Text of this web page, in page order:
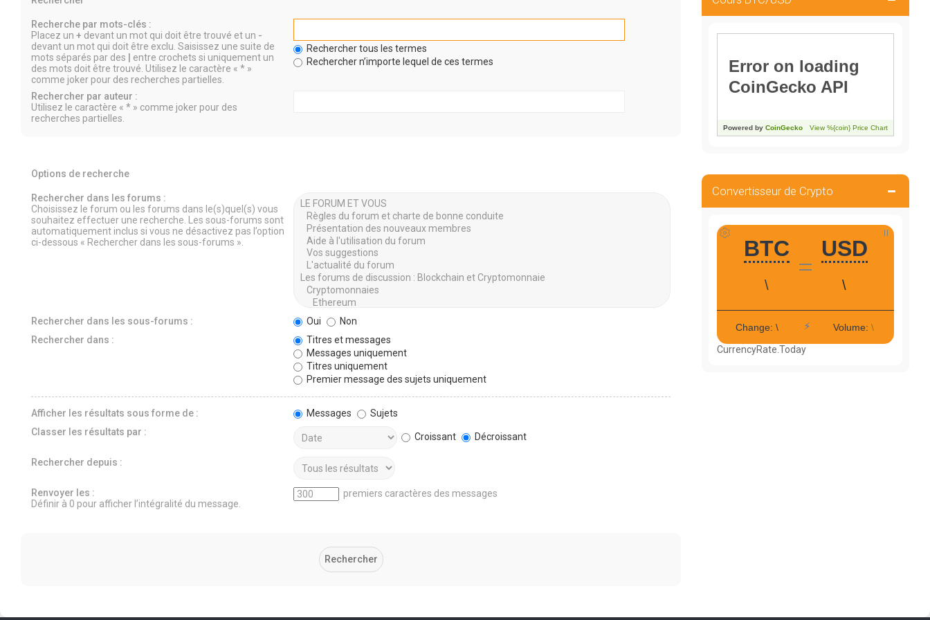
Recherche par mots-clés :
Placez un + devant un mot qui doit être trouvé et un -
devant un mot qui doit être exclu. Saisissez une suite de
mots séparés par des
entre crochets si uniquement un
des mots doit être trouvé. Utilisez le caractère « * »
comme joker pour des recherches partielles.
Rechercher tous les termes
Rechercher n’importe lequel de ces termes
Rechercher par auteur :
Utilisez le caractère « * » comme joker pour des
recherches partielles.
Options de recherche
Rechercher dans les forums :
Choisissez le forum ou les forums dans le(s)quel(s) vous
souhaitez effectuer une recherche. Les sous-forums sont
automatiquement inclus si vous ne désactivez pas l’option
ci-dessous « Rechercher dans les sous-forums ».
Rechercher dans les sous-forums : Oui
Non
Rechercher dans :
Titres et messages
Messages uniquement
Titres uniquement
Premier message des sujets uniquement
Afficher les résultats sous forme de : Messages
Sujets
Classer les résultats par :
Croissant Décroissant
Rechercher depuis :
Renvoyer les :
Définir à 0 pour afficher l’intégralité du message.
premiers caractères des messages
Convertisseur de Crypto
CurrencyRate.Today